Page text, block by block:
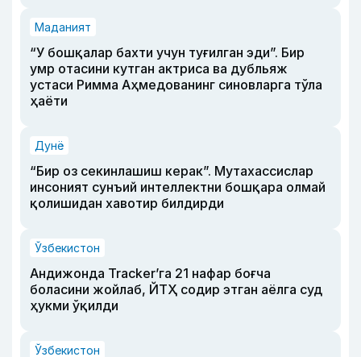
Маданият
“У бошқалар бахти учун туғилган эди”. Бир
умр отасини кутган актриса ва дубльяж
устаси Римма Аҳмедованинг синовларга тўла
ҳаёти
Дунё
“Бир оз секинлашиш керак”. Мутахассислар
инсоният сунъий интеллектни бошқара олмай
қолишидан хавотир билдирди
Ўзбекистон
Андижонда Tracker’га 21 нафар боғча
боласини жойлаб, ЙТҲ содир этган аёлга суд
ҳукми ўқилди
Ўзбекистон